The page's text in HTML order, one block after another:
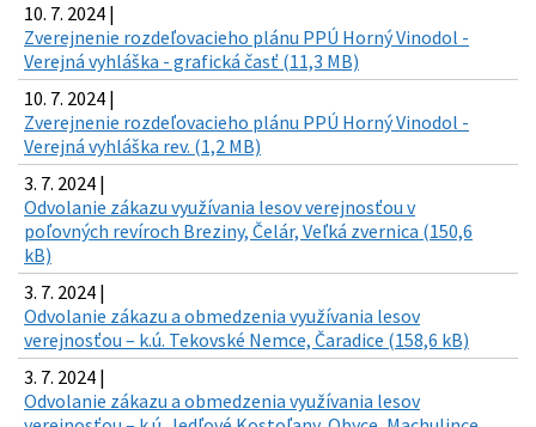
10. 7. 2024 |
Zverejnenie rozdeľovacieho plánu PPÚ Horný Vinodol -
Verejná vyhláška - grafická časť (11,3 MB)
10. 7. 2024 |
Zverejnenie rozdeľovacieho plánu PPÚ Horný Vinodol -
Verejná vyhláška rev. (1,2 MB)
3. 7. 2024 |
Odvolanie zákazu využívania lesov verejnosťou v
poľovných revíroch Breziny, Čelár, Veľká zvernica (150,6
kB)
3. 7. 2024 |
Odvolanie zákazu a obmedzenia využívania lesov
verejnosťou – k.ú. Tekovské Nemce, Čaradice (158,6 kB)
3. 7. 2024 |
Odvolanie zákazu a obmedzenia využívania lesov